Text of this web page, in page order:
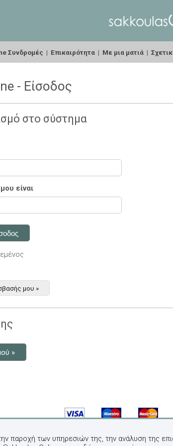
Συνδρομές | Επικαιρότητα | Με μια ματιά |
- Είσοδος
στο σύστημα
είναι
μου »
»
παροχή των υπηρεσιών της, την ανάλυση της